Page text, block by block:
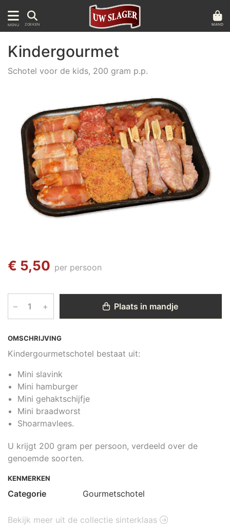
MENU ZOEKEN MAND
OMSCHRIJVING
Kindergourmetschotel bestaat uit:
Mini slavink
Mini hamburger
Mini gehaktschijfje
Mini braadworst
Shoarmavlees.
U krijgt 200 gram per persoon, verdeeld over de
genoemde soorten.
Kindergourmet
Schotel voor de kids, 200 gram p.p.
€ 5,50 per persoon
– + Plaats in mandje
KENMERKEN
Categorie Gourmetschotel
Bekijk meer uit de collectie sinterklaas